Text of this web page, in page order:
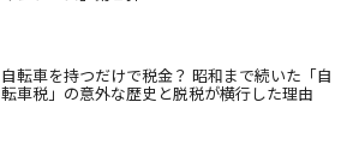
自転車を持つだけで税金？ 昭和まで続いた「自
転車税」の意外な歴史と脱税が横行した理由